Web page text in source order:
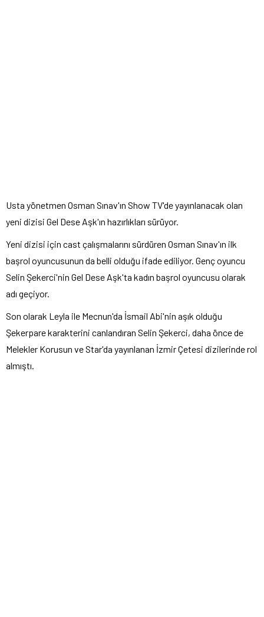
Usta yönetmen Osman Sınav'ın Show TV'de yayınlanacak olan
yeni dizisi Gel Dese Aşk'ın hazırlıkları sürüyor.
Yeni dizisi için cast çalışmalarını sürdüren Osman Sınav'ın ilk
başrol oyuncusunun da belli olduğu ifade ediliyor. Genç oyuncu
Selin Şekerci'nin Gel Dese Aşk'ta kadın başrol oyuncusu olarak
adı geçiyor.
Son olarak Leyla ile Mecnun'da İsmail Abi'nin aşık olduğu
Şekerpare karakterini canlandıran Selin Şekerci, daha önce de
Melekler Korusun ve Star'da yayınlanan İzmir Çetesi dizilerinde rol
almıştı.